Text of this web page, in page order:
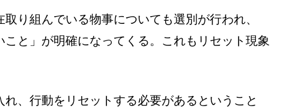
り組んでいる物事についても選別が行われ、
こと」が明確になってくる。これもリセット現象
、行動をリセットする必要があるということ